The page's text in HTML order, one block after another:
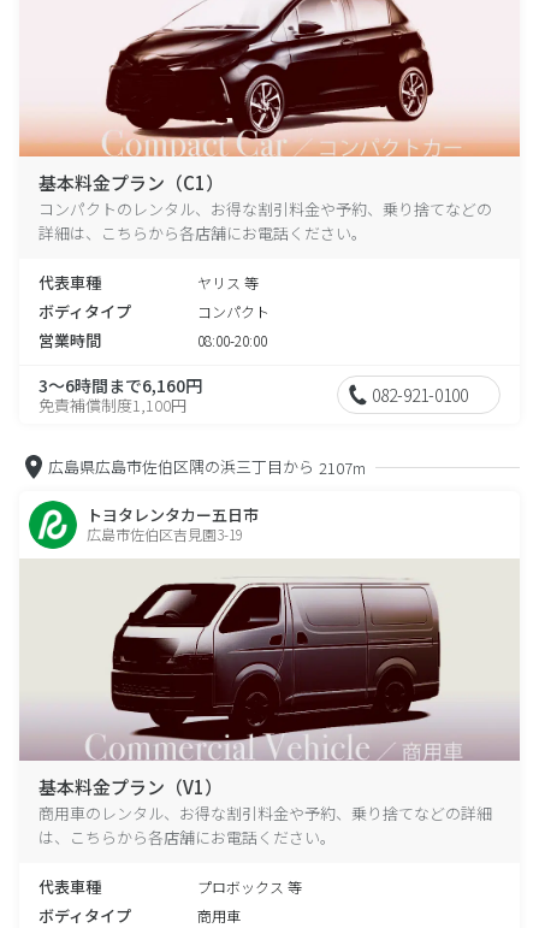
基本料金プラン（C1）
コンパクトのレンタル、お得な割引料金や予約、乗り捨てなどの
詳細は、こちらから各店舗にお電話ください。
代表車種 ヤリス 等
ボディタイプ コンパクト
営業時間 08:00-20:00
3～6時間まで6,160円
免責補償制度1,100円 082-921-0100
広島県広島市佐伯区隅の浜三丁目から 2107m
トヨタレンタカー五日市
広島市佐伯区吉見園3-19
基本料金プラン（V1）
商用車のレンタル、お得な割引料金や予約、乗り捨てなどの詳細
は、こちらから各店舗にお電話ください。
代表車種 プロボックス 等
ボディタイプ 商用車